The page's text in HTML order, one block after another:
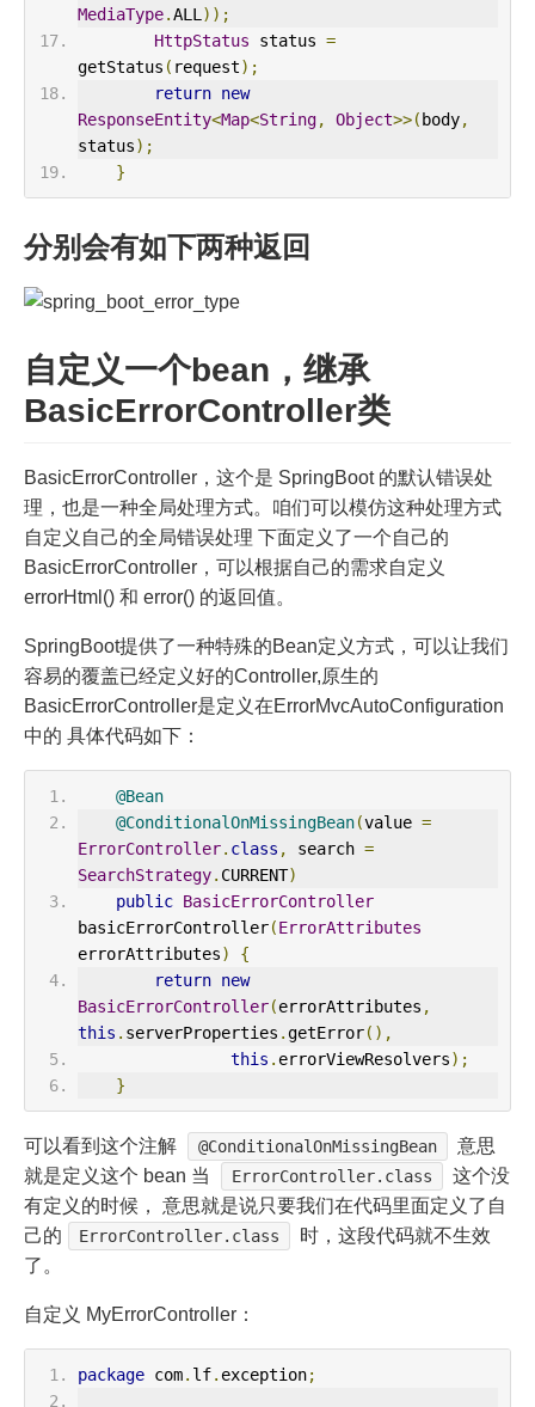
MediaType.ALL));
HttpStatus status =
getStatus ( request);
return new
ResponseEntity<Map<String, Object>>( body,
status);
}
分别会有如下两种返回
自定义一个bean，继承
BasicErrorController类
BasicErrorController，这个是 SpringBoot 的默认错误处
理，也是一种全局处理方式。咱们可以模仿这种处理方式
自定义自己的全局错误处理 下面定义了一个自己的
BasicErrorController，可以根据自己的需求自定义
errorHtml() 和 error() 的返回值。
SpringBoot提供了一种特殊的Bean定义方式，可以让我们
容易的覆盖已经定义好的Controller,原生的
BasicErrorController是定义在ErrorMvcAutoConfiguration
中的 具体代码如下：
@Bean
@ConditionalOnMissingBean(value =
ErrorController. class , search =
SearchStrategy. CURRENT)
public BasicErrorController
basicErrorController(ErrorAttributes
errorAttributes)
{
return new
BasicErrorController(errorAttributes ,
this . serverProperties .getError(),
this . errorViewResolvers);
}
可以看到这个注解 @ConditionalOnMissingBean
意思
就是定义这个 bean 当
ErrorController.class
这个没
有定义的时候， 意思就是说只要我们在代码里面定义了自
己的
ErrorController.class
时，这段代码就不生效
了。
自定义 MyErrorController：
package com. lf. exception;